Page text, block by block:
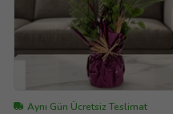
Aynı Gün Ücretsiz Teslimat